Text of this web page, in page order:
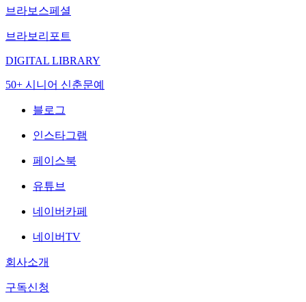
브라보스페셜
브라보리포트
DIGITAL LIBRARY
50+ 시니어 신춘문예
블로그
인스타그램
페이스북
유튜브
네이버카페
네이버TV
회사소개
구독신청